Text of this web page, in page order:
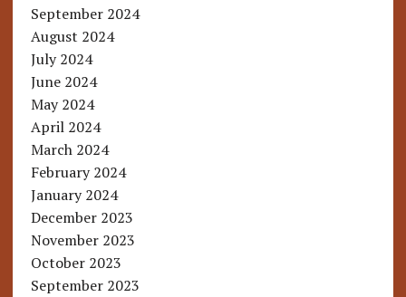
September 2024
August 2024
July 2024
June 2024
May 2024
April 2024
March 2024
February 2024
January 2024
December 2023
November 2023
October 2023
September 2023